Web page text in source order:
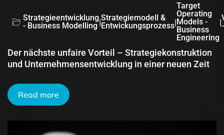
Strategieentwicklung
- Business Modelling |Strategiemodell &
Entwickungsprozess|
Target
Operating
Models -
Business
Engineering
|
Der nächste unfaire Vorteil – Strategiekonstruktion
und Unternehmensentwicklung in einer neuen Zeit
Read more